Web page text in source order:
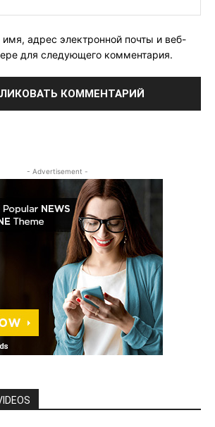
адрес электронной почты и веб-
для следующего комментария.
- Advertisement -